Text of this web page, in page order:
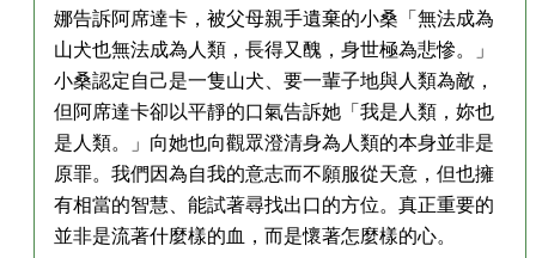
娜告訴阿席達卡，被父母親手遺棄的小桑「無法成為
山犬也無法成為人類，長得又醜，身世極為悲慘。」
小桑認定自己是一隻山犬、要一輩子地與人類為敵，
但阿席達卡卻以平靜的口氣告訴她「我是人類，妳也
是人類。」向她也向觀眾澄清身為人類的本身並非是
原罪。我們因為自我的意志而不願服從天意，但也擁
有相當的智慧、能試著尋找出口的方位。真正重要的
並非是流著什麼樣的血，而是懷著怎麼樣的心。